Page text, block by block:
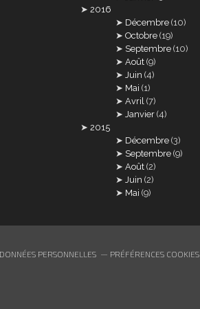
2016
Décembre (10)
Octobre (19)
Septembre (10)
Août (9)
Juin (4)
Mai (1)
Avril (7)
Janvier (4)
2015
Décembre (3)
Septembre (9)
Août (2)
Juin (2)
Mai (9)
PERSONNELLES PRÉFÉRENCES COOKIES